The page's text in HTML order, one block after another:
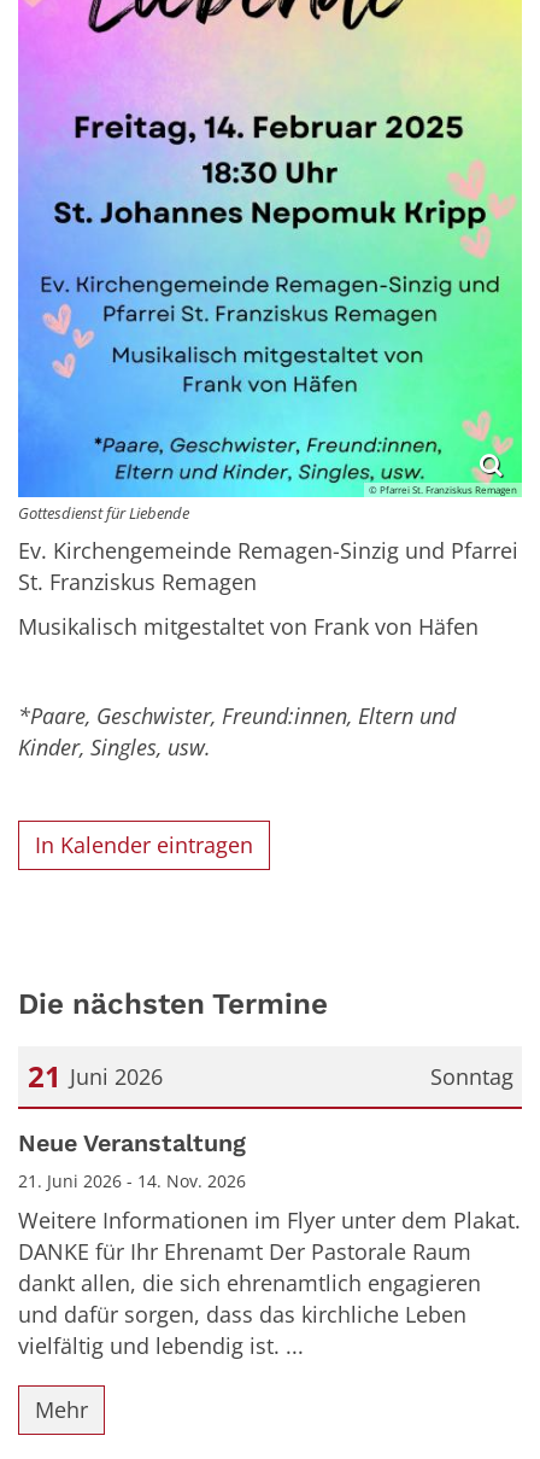
© Pfarrei St. Franziskus Remagen
Gottesdienst für Liebende
Ev. Kirchengemeinde Remagen-Sinzig und Pfarrei
St. Franziskus Remagen
Musikalisch mitgestaltet von Frank von Häfen
*Paare, Geschwister, Freund:innen, Eltern und
Kinder, Singles, usw.
In Kalender eintragen
Die nächsten Termine
Sonntag
21 Juni 2026
Datum: 21. Juni 2026
Neue Veranstaltung
21. Juni 2026 - 14. Nov. 2026
Weitere Informationen im Flyer unter dem Plakat.
DANKE für Ihr Ehrenamt Der Pastorale Raum
dankt allen, die sich ehrenamtlich engagieren
und dafür sorgen, dass das kirchliche Leben
vielfältig und lebendig ist. ...
Mehr